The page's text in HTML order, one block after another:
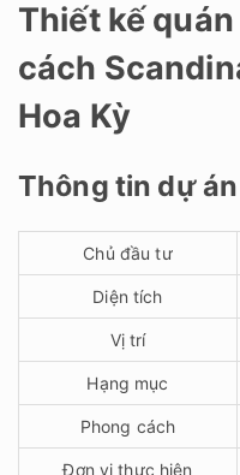
Thiết kế
cách
Hoa Kỳ
Thông tin dự án
Chủ đầu tư
Diện tích
Vị trí
Hạng mục
Phong cách
Đơn vị thực hiện